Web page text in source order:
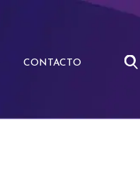
CONTACTO